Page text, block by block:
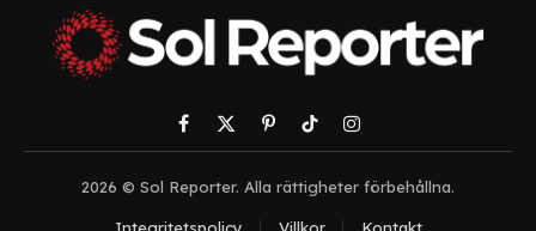
Facebook
X
(Twitter)
PinterestTikTokInstagram
2026 © Sol Reporter. Alla rättigheter förbehållna.